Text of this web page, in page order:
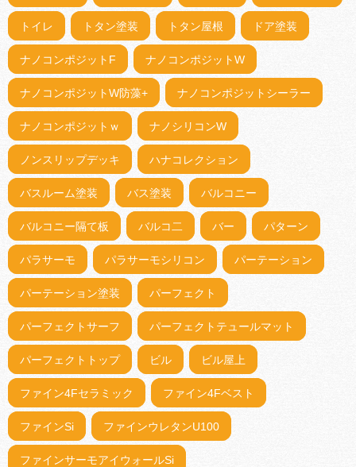
トイレ トタン塗装 トタン屋根 ドア塗装
ナノコンポジットF ナノコンポジットW
ナノコンポジットW防藻+ ナノコンポジットシーラー
ナノコンポジットｗ ナノシリコンW
ノンスリップデッキ ハナコレクション
バスルーム塗装 バス塗装 バルコニー
バルコニー隔て板 バルコ二 バー パターン
パラサーモ パラサーモシリコン パーテーション
パーテーション塗装 パーフェクト
パーフェクトサーフ パーフェクトテュールマット
パーフェクトトップ ビル ビル屋上
ファイン4Fセラミック ファイン4Fベスト
ファインSi ファインウレタンU100
ファインサーモアイウォールSi